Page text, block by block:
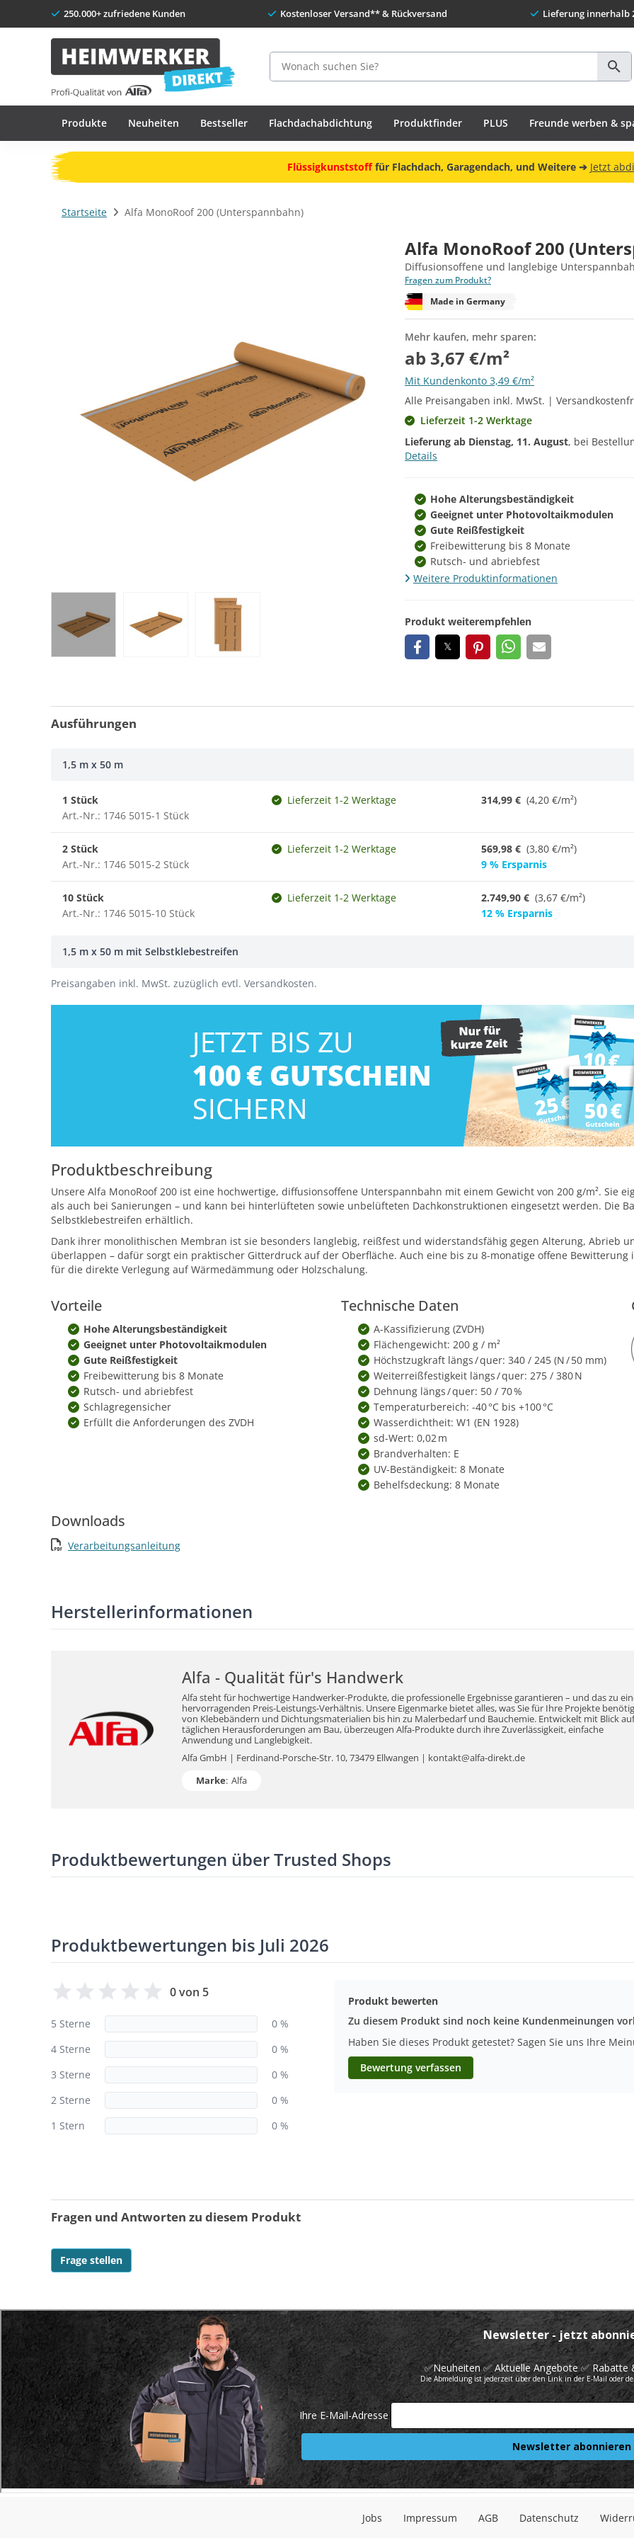
250.000+ zufriedene Kunden Kostenloser Versand** & Rückversand Lieferung innerhalb
Suche
Produkte Neuheiten Bestseller Flachdachabdichtung Produktfinder PLUS Freunde werben &
Flüssigkunststofffür Flachdach, Garagendach, und Weitere ➔ Jetzt
Startseite Alfa MonoRoof 200 (Unterspannbahn)
Alfa MonoRoof 200
Diffusionsoffene und langlebige
Fragen zum Produkt?
Made in Germany
Mehr kaufen, mehr sparen:
ab 3,67 €/m²
Mit Kundenkonto 3,49 €/m²
Alle Preisangaben inkl. MwSt. |
Lieferzeit 1-2 Werktage
Lieferung ab Dienstag, 11. August, bei
Details
Hohe Alterungsbeständigkeit
Geeignet unter Photovoltaikmodulen
Gute Reißfestigkeit
Freibewitterung bis 8 Monate
Rutsch- und abriebfest
Weitere Produktinformationen
Produkt weiterempfehlen
Ausführungen
1,5 m x 50 m
1 Stück
Art.-Nr.: 1746 5015-1 Stück
Lieferzeit 1-2 Werktage 314,99 € (4,20 €/m²)
2 Stück
Art.-Nr.: 1746 5015-2 Stück
Lieferzeit 1-2 Werktage 569,98 € (3,80 €/m²)
9 % Ersparnis
10 Stück
Art.-Nr.: 1746 5015-10 Stück
Lieferzeit 1-2 Werktage 2.749,90 € (3,67 €/m²)
12 % Ersparnis
1,5 m x 50 m mit Selbstklebestreifen
Preisangaben inkl. MwSt. zuzüglich evtl. Versandkosten.
Produktbeschreibung
Unsere Alfa MonoRoof 200 ist eine hochwertige, diffusionsoffene Unterspannbahn mit einem Gewicht von 200 g/m². Sie
als auch bei Sanierungen – und kann bei hinterlüfteten sowie unbelüfteten Dachkonstruktionen eingesetzt werden. Die
Selbstklebestreifen erhältlich.
Dank ihrer monolithischen Membran ist sie besonders langlebig, reißfest und widerstandsfähig gegen Alterung, Abrieb
überlappen – dafür sorgt ein praktischer Gitterdruck auf der Oberfläche. Auch eine bis zu 8-monatige offene
für die direkte Verlegung auf Wärmedämmung oder Holzschalung.
Vorteile
Hohe Alterungsbeständigkeit
Geeignet unter Photovoltaikmodulen
Gute Reißfestigkeit
Freibewitterung bis 8 Monate
Rutsch- und abriebfest
Schlagregensicher
Erfüllt die Anforderungen des ZVDH
Technische Daten
A-Kassifizierung (ZVDH)
Flächengewicht: 200 g / m²
Höchstzugkraft längs / quer: 340 / 245 (N / 50 mm)
Weiterreißfestigkeit längs / quer: 275 / 380 N
Dehnung längs / quer: 50 / 70 %
Temperaturbereich: -40 °C bis +100 °C
Wasserdichtheit: W1 (EN 1928)
sd-Wert: 0,02 m
Brandverhalten: E
UV-Beständigkeit: 8 Monate
Behelfsdeckung: 8 Monate
Downloads
Verarbeitungsanleitung
Herstellerinformationen
Alfa - Qualität für's Handwerk
Alfa steht für hochwertige Handwerker-Produkte, die professionelle Ergebnisse garantieren – und das zu
hervorragenden Preis-Leistungs-Verhältnis. Unsere Eigenmarke bietet alles, was Sie für Ihre Projekte
von Klebebändern und Dichtungsmaterialien bis hin zu Malerbedarf und Bauchemie. Entwickelt mit Blick
täglichen Herausforderungen am Bau, überzeugen Alfa-Produkte durch ihre Zuverlässigkeit, einfache
Anwendung und Langlebigkeit.
Alfa GmbH | Ferdinand-Porsche-Str. 10, 73479 Ellwangen | kontakt@alfa-direkt.de
Marke: Alfa
Produktbewertungen über Trusted Shops
Produktbewertungen bis Juli 2026
0 von 5
5 Sterne
0 %
4 Sterne
0 %
3 Sterne
0 %
2 Sterne
0 %
1 Stern
0 %
Produkt bewerten
Zu diesem Produkt sind noch keine Kundenmeinungen
Haben Sie dieses Produkt getestet? Sagen Sie uns Ihre
Bewertung verfassen
Fragen und Antworten zu diesem Produkt
Frage stellen
Jobs Impressum AGB Datenschutz